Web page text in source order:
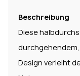
Beschreibung
Diese
Design verleiht